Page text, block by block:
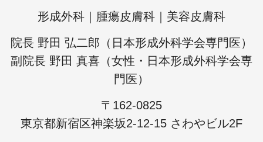
形成外科｜腫瘍皮膚科｜美容皮膚科
院長 野田 弘二郎（日本形成外科学会専門医）
副院長 野田 真喜（女性・日本形成外科学会専
門医）
〒162-0825
東京都新宿区神楽坂2-12-15 さわやビル2F